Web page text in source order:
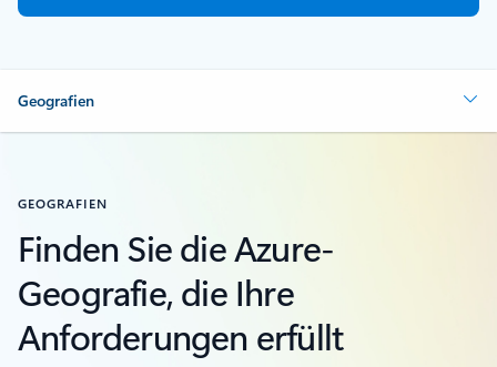
Geografien
GEOGRAFIEN
Finden Sie die Azure-
Geografie, die Ihre
Anforderungen erfüllt